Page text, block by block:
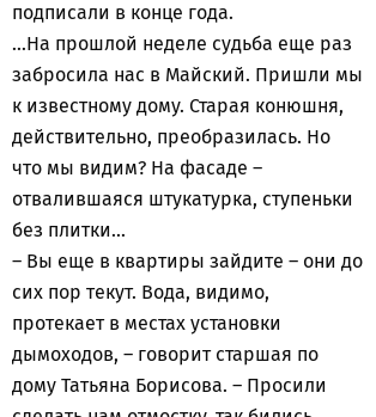
подписали в конце года.
...На прошлой неделе судьба еще раз
забросила нас в Майский. Пришли мы
к известному дому. Старая конюшня,
действительно, преобразилась. Но
что мы видим? На фасаде –
отвалившаяся штукатурка, ступеньки
без плитки...
– Вы еще в квартиры зайдите – они до
сих пор текут. Вода, видимо,
протекает в местах установки
дымоходов, – говорит старшая по
дому Татьяна Борисова. – Просили